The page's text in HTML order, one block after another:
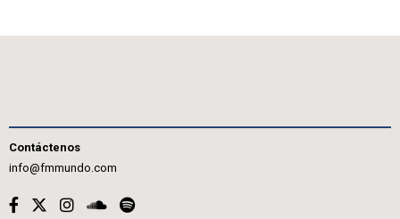
Contáctenos
info@fmmundo.com